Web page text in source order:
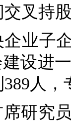
叉持
业子
建设进
人
研究